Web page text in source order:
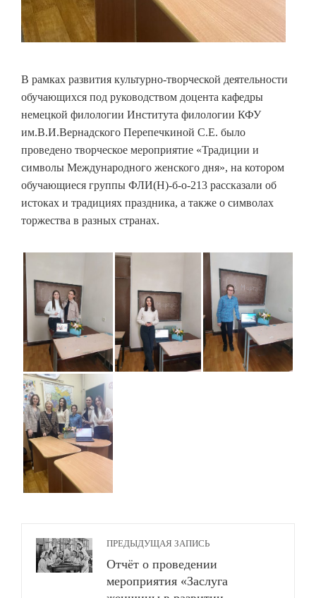
В рамках развития культурно-творческой деятельности
обучающихся под руководством доцента кафедры
немецкой филологии Института филологии КФУ
им.В.И.Вернадского Перепечкиной С.Е. было
проведено творческое мероприятие «Традиции и
символы Международного женского дня», на котором
обучающиеся группы ФЛИ(Н)-б-о-213 рассказали об
истоках и традициях праздника, а также о символах
торжества в разных странах.
ПРЕДЫДУЩАЯ ЗАПИСЬ
Отчёт о проведении
мероприятия «Заслуга